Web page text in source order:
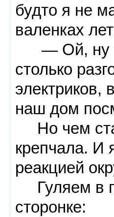
будто я не
валенках
— Ой, ну
столько
электриков,
наш дом
Но чем
крепчала. И
реакцией
Гуляем в
сторонке: